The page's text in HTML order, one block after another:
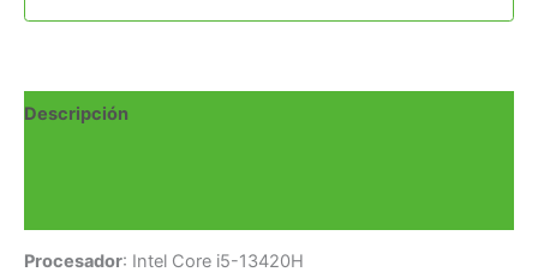
Descripción
Procesador: Intel Core i5-13420H